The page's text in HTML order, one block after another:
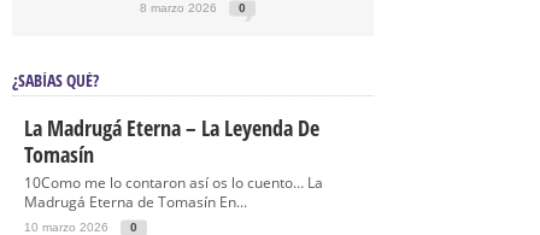
8 marzo 2026 0
¿SABÍAS QUÉ?
La Madrugá Eterna – La Leyenda De
Tomasín
10Como me lo contaron así os lo cuento… La
Madrugá Eterna de Tomasín En...
10 marzo 2026 0